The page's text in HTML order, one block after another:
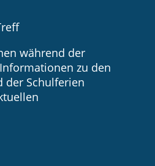
während der
zu den
der Schulferien